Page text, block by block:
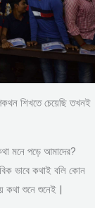
শিখতে চেয়েছি তখনই
মনে পড়ে আমাদের?
ভাবে কথাই বলি কোন
কথা শুনে শুনেই |